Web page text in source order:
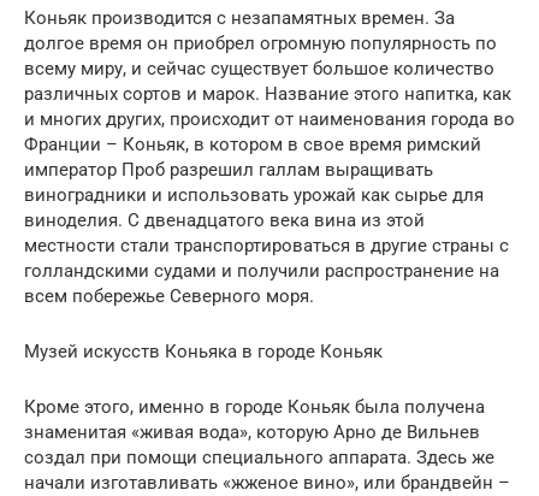
Коньяк производится с незапамятных времен. За
долгое время он приобрел огромную популярность по
всему миру, и сейчас существует большое количество
различных сортов и марок. Название этого напитка, как
и многих других, происходит от наименования города во
Франции – Коньяк, в котором в свое время римский
император Проб разрешил галлам выращивать
виноградники и использовать урожай как сырье для
виноделия. С двенадцатого века вина из этой
местности стали транспортироваться в другие страны с
голландскими судами и получили распространение на
всем побережье Северного моря.
Музей искусств Коньяка в городе Коньяк
Кроме этого, именно в городе Коньяк была получена
знаменитая «живая вода», которую Арно де Вильнев
создал при помощи специального аппарата. Здесь же
начали изготавливать «жженое вино», или брандвейн –